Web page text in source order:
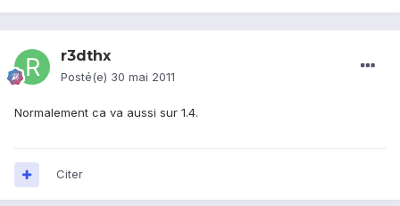
r3dthx
Posté(e) 30 mai 2011
Normalement ca va aussi sur 1.4.
Citer